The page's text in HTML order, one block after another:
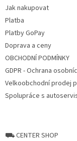
Jak nakupovat
Platba
Platby GoPay
Doprava a ceny
OBCHODNÍ PODMÍNKY
GDPR - Ochrana
Velkoobchodní prodej
Spolupráce s
⛟ CENTER SHOP